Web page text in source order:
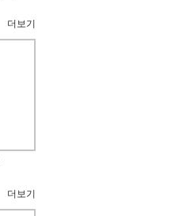
더보기
더보기